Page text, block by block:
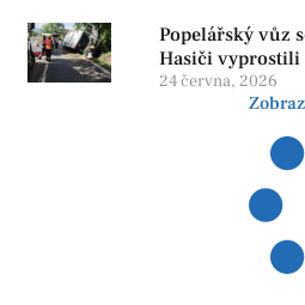
Popelářský vůz
Hasiči
24 června, 2026